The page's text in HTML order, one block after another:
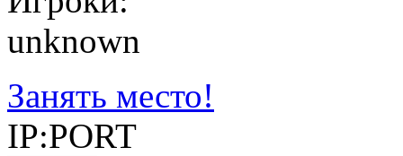
unknown
Занять место!
IP:PORT